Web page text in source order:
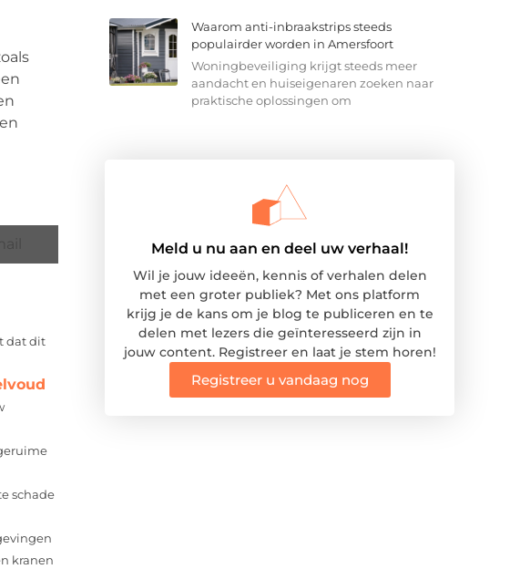
dat dit
schade
kranen
Waarom anti-inbraakstrips steeds
populairder worden in Amersfoort
Woningbeveiliging krijgt steeds meer
aandacht en huiseigenaren zoeken naar
praktische oplossingen om
Meld u nu aan en deel uw verhaal!
Wil je jouw ideeën, kennis of verhalen delen
met een groter publiek? Met ons platform
krijg je de kans om je blog te publiceren en te
delen met lezers die geïnteresseerd zijn in
jouw content. Registreer en laat je stem horen!
Registreer u vandaag nog